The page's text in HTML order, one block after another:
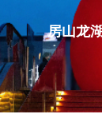
房山龙